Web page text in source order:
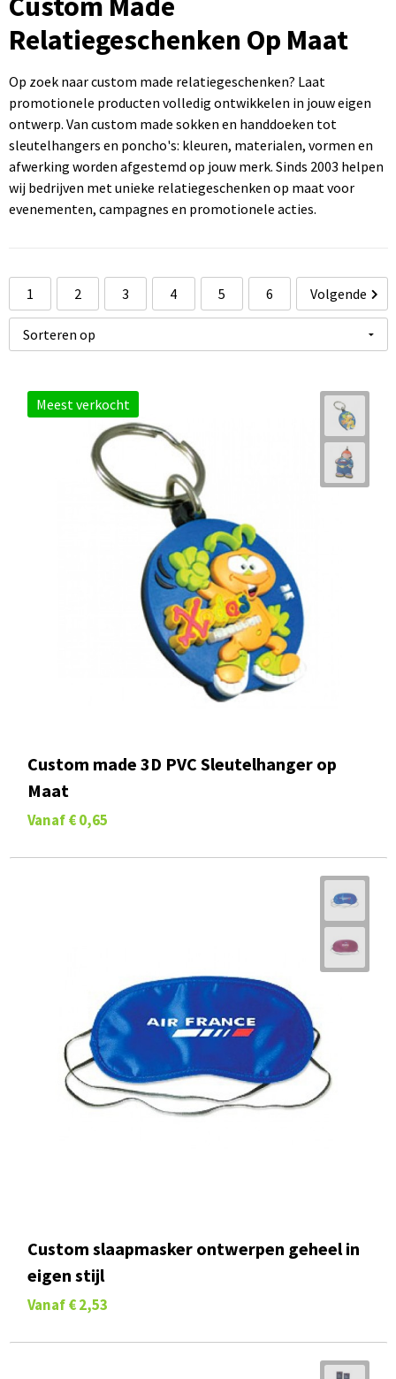
Sportartikelen bedrukken
Kantoorartikelen bedrukken
Paraplu's bedrukken
Gereedschap bedrukken
Touch pennen bedrukken
Luxe pennen bedrukken
Metalen pennen
Markeerstiften bedrukken
Rugzakken bedrukken
Promotietassen bedrukken
Draagtassen bedrukken
Caps bedrukken
Mutsen bedrukken
Bodywarmers bedrukken
Handdoeken bedrukken
USB sticks bedrukken
Computermuizen bedrukken
Relatiegeschenken Op Maat
Op zoek naar custom made relatiegeschenken? Laat
promotionele producten volledig ontwikkelen in jouw eigen
ontwerp. Van custom made sokken en handdoeken tot
sleutelhangers en poncho's: kleuren, materialen, vormen en
afwerking worden afgestemd op jouw merk. Sinds 2003 helpen
wij bedrijven met unieke relatiegeschenken op maat voor
evenementen, campagnes en promotionele acties.
1 2 3 4 5 6 Volgende
Meest verkocht
Custom made 3D PVC Sleutelhanger op
Maat
Vanaf € 0,65
Custom slaapmasker ontwerpen geheel in
eigen stijl
Vanaf € 2,53